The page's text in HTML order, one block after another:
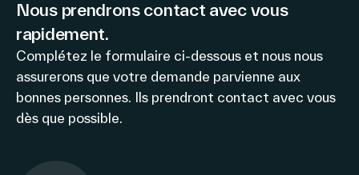
Nous prendrons contact avec vous
rapidement.
Complétez le formulaire ci-dessous et nous nous
assurerons que votre demande parvienne aux
bonnes personnes. Ils prendront contact avec vous
dès que possible.